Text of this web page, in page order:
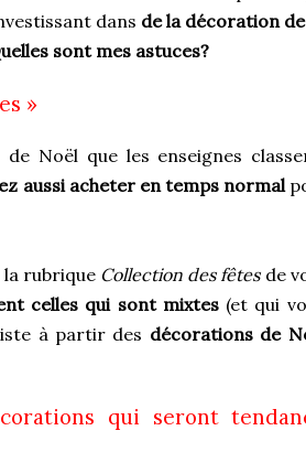
dans de la décoration
sont mes astuces?
»
Noël que les enseignes
aussi acheter en temps normal
rubrique Collection des fêtes de
celles qui sont mixtes(et qui
à partir des décorations de
qui seront